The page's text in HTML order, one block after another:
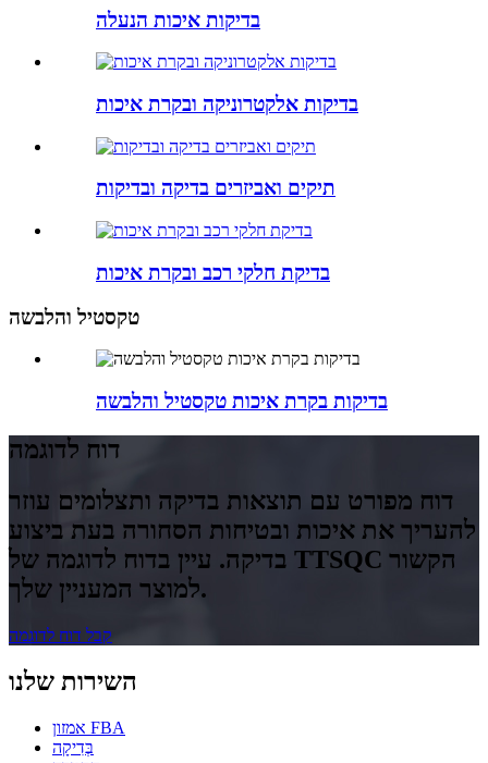
בדיקות איכות הנעלה
בדיקות אלקטרוניקה ובקרת איכות
תיקים ואביזרים בדיקה ובדיקות
בדיקת חלקי רכב ובקרת איכות
טקסטיל והלבשה
בדיקות בקרת איכות טקסטיל והלבשה
דוח לדוגמה
דוח מפורט עם תוצאות בדיקה ותצלומים עוזר
להעריך את איכות ובטיחות הסחורה בעת ביצוע
בדיקה. עיין בדוח לדוגמה של TTSQC הקשור
למוצר המעניין שלך.
קבל דוח לדוגמה
השירות שלנו
אמזון FBA
בְּדִיקָה